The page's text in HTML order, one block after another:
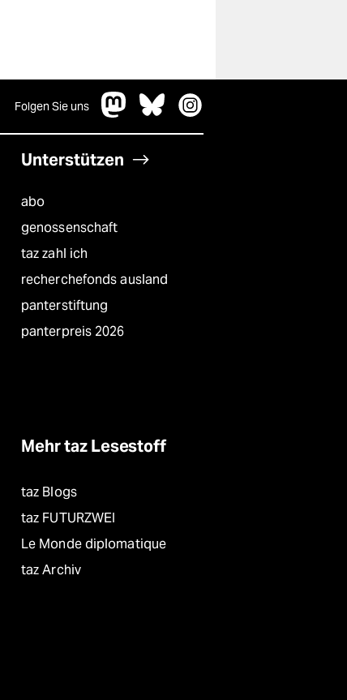
Folgen Sie uns
Unterstützen
abo
genossenschaft
taz zahl ich
recherchefonds ausland
panterstiftung
panterpreis 2026
Mehr taz Lesestoff
taz Blogs
taz FUTURZWEI
Le Monde diplomatique
taz Archiv